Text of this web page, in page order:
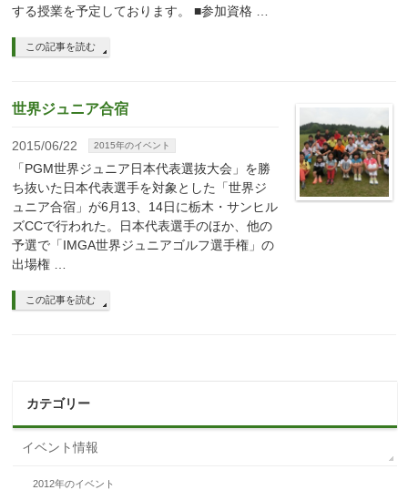
する授業を予定しております。 ■参加資格 …
この記事を読む
世界ジュニア合宿
2015/06/22 2015年のイベント
「PGM世界ジュニア日本代表選抜大会」を勝
ち抜いた日本代表選手を対象とした「世界ジ
ュニア合宿」が6月13、14日に栃木・サンヒル
ズCCで行われた。日本代表選手のほか、他の
予選で「IMGA世界ジュニアゴルフ選手権」の
出場権 …
この記事を読む
カテゴリー
イベント情報
2012年のイベント